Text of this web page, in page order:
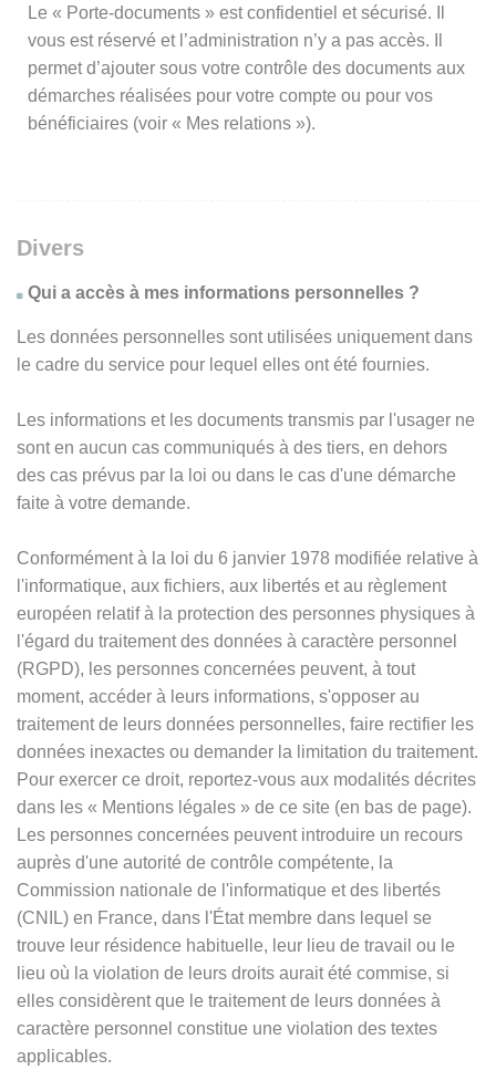
Le « Porte-documents » est confidentiel et sécurisé. Il
vous est réservé et l’administration n’y a pas accès. Il
permet d’ajouter sous votre contrôle des documents aux
démarches réalisées pour votre compte ou pour vos
bénéficiaires (voir « Mes relations »).
Divers
Qui a accès à mes informations personnelles ?
Les données personnelles sont utilisées uniquement dans
le cadre du service pour lequel elles ont été fournies.
Les informations et les documents transmis par l'usager ne
sont en aucun cas communiqués à des tiers, en dehors
des cas prévus par la loi ou dans le cas d'une démarche
faite à votre demande.
Conformément à la loi du 6 janvier 1978 modifiée relative à
l'informatique, aux fichiers, aux libertés et au règlement
européen relatif à la protection des personnes physiques à
l'égard du traitement des données à caractère personnel
(RGPD), les personnes concernées peuvent, à tout
moment, accéder à leurs informations, s'opposer au
traitement de leurs données personnelles, faire rectifier les
données inexactes ou demander la limitation du traitement.
Pour exercer ce droit, reportez-vous aux modalités décrites
dans les « Mentions légales » de ce site (en bas de page).
Les personnes concernées peuvent introduire un recours
auprès d'une autorité de contrôle compétente, la
Commission nationale de l'informatique et des libertés
(CNIL) en France, dans l'État membre dans lequel se
trouve leur résidence habituelle, leur lieu de travail ou le
lieu où la violation de leurs droits aurait été commise, si
elles considèrent que le traitement de leurs données à
caractère personnel constitue une violation des textes
applicables.